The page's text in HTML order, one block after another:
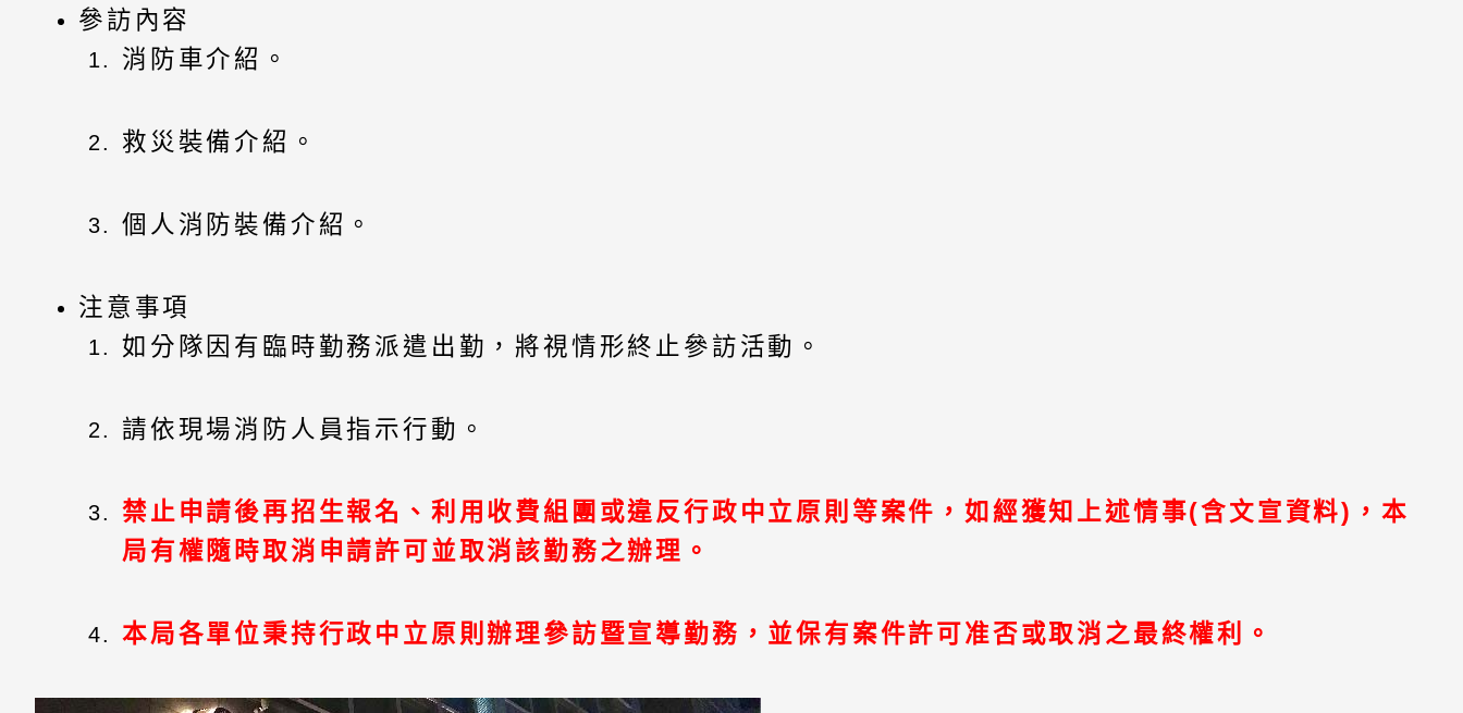
參訪內容
消防車介紹。
救災裝備介紹。
個人消防裝備介紹。
注意事項
如分隊因有臨時勤務派遣出勤，將視情形終止參訪活動。
請依現場消防人員指示行動。
禁止申請後再招生報名、利用收費組團或違反行政中立原則等案件，如經獲知上述情事(含文宣資料)，本
局有權隨時取消申請許可並取消該勤務之辦理。
本局各單位秉持行政中立原則辦理參訪暨宣導勤務，並保有案件許可准否或取消之最終權利。